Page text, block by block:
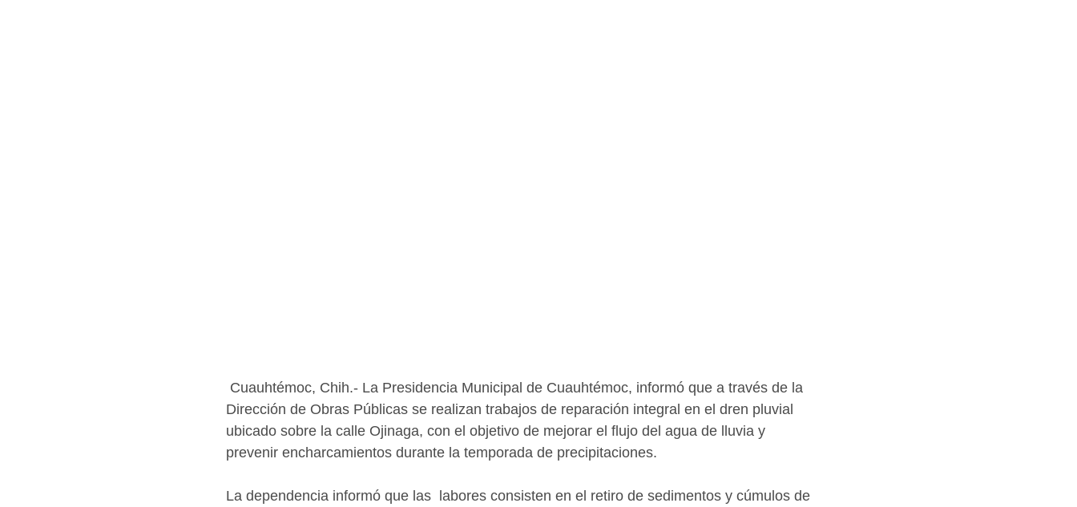
Cuauhtémoc, Chih.- La Presidencia Municipal de Cuauhtémoc, informó que a través de la
Dirección de Obras Públicas se realizan trabajos de reparación integral en el dren pluvial
ubicado sobre la calle Ojinaga, con el objetivo de mejorar el flujo del agua de lluvia y
prevenir encharcamientos durante la temporada de precipitaciones.
La dependencia informó que las  labores consisten en el retiro de sedimentos y cúmulos de